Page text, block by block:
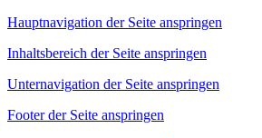
Hauptnavigation der Seite anspringen
Inhaltsbereich der Seite anspringen
Unternavigation der Seite anspringen
Footer der Seite anspringen